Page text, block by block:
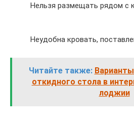
Нельзя размещать рядом с
Неудобна кровать,
Читайте также:
откидного стола в
лоджии